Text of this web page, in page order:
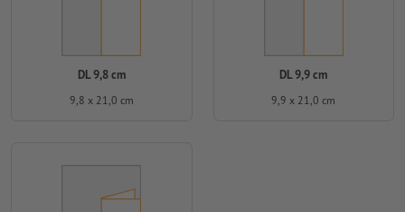
DL 9,8 cm
9,8 x 21,0 cm
DL 9,9 cm
9,9 x 21,0 cm